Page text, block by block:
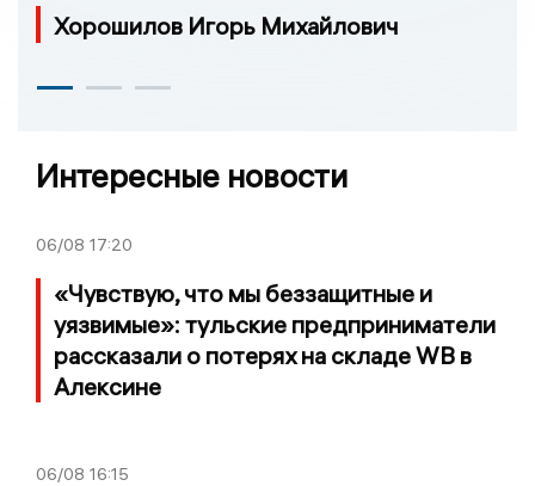
Хорошилов Игорь Михайлович
Интересные новости
06/08 17:20
«Чувствую, что мы беззащитные и
уязвимые»: тульские предприниматели
рассказали о потерях на складе WB в
Алексине
06/08 16:15